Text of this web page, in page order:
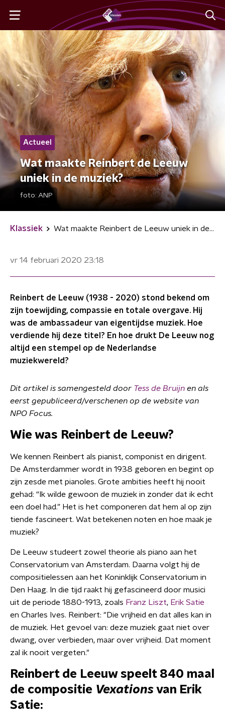
Actueel
Wat maakte Reinbert de Leeuw
uniek in de muziek?
foto: ANP
Klassiek Wat maakte Reinbert de Leeuw uniek in de muziek?
vr 14 februari 2020 23:18
Reinbert de Leeuw (1938 - 2020) stond bekend om
zijn toewijding, compassie en totale overgave. Hij
was de ambassadeur van eigentijdse muziek. Hoe
verdiende hij deze titel? En hoe drukt De Leeuw nog
altijd een stempel op de Nederlandse
muziekwereld?​
Dit artikel is samengesteld door Tess de Bruijn en als
eerst gepubliceerd/verschenen op de website van
NPO Focus.
Wie was Reinbert de Leeuw?
We kennen Reinbert als pianist, componist en dirigent.
De Amsterdammer wordt in 1938 geboren en begint op
zijn zesde met pianoles. Grote ambities heeft hij nooit
gehad: “Ik wilde gewoon de muziek in zonder dat ik echt
een doel had.” Het is het componeren dat hem al op zijn
tiende fascineert. Wat betekenen noten en hoe maak je
muziek?
De Leeuw studeert zowel theorie als piano aan het
Conservatorium van Amsterdam. Daarna volgt hij de
compositielessen aan het Koninklijk Conservatorium in
Den Haag. In die tijd raakt hij gefascineerd door musici
uit de periode 1880-1913, zoals Franz Liszt, Erik Satie
en Charles Ives. Reinbert: "Die vrijheid en dat alles kan in
de muziek. Het gevoel van: deze muziek gaat niet over
dwang, over verbieden, maar over vrijheid. Dat moment
zal ik nooit vergeten."
Reinbert de Leeuw speelt 840 maal
de compositie Vexations van Erik
Satie: